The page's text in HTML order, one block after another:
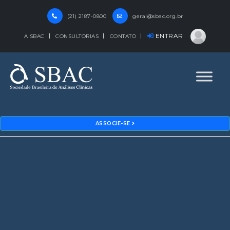
(21) 2187-0800 geral@sbac.org.br
A SBAC CONSULTORIAS CONTATO ENTRAR
ASSOCIE-SE